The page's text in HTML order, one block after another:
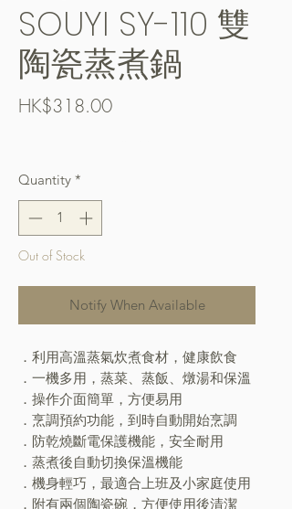
SOUYI SY-110 雙
陶瓷蒸煮鍋
HK$318.00Price
Quantity *
Out of Stock
Notify When Available
．利用高溫蒸氣炊煮食材，健康飲食
．一機多用，蒸菜、蒸飯、燉湯和保溫
．操作介面簡單，方便易用
．烹調預約功能，到時自動開始烹調
．防乾燒斷電保護機能，安全耐用
．蒸煮後自動切換保溫機能
．機身輕巧，最適合上班及小家庭使用
．附有兩個陶瓷碗，方便使用後清潔